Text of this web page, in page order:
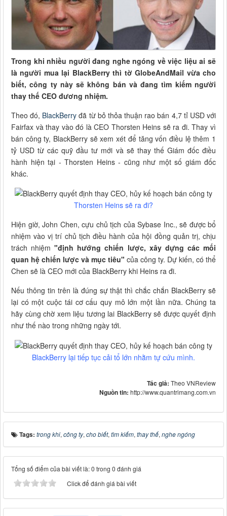
Trong khi nhiều người đang nghe ngóng về việc liệu ai sẽ
là người mua lại BlackBerry thì tờ GlobeAndMail vừa cho
biết, công ty này sẽ không bán và đang tìm kiếm người
thay thế CEO đương nhiệm.
Theo đó, BlackBerry đã từ bỏ thỏa thuận rao bán 4,7 tỉ USD với
Fairfax và thay vào đó là CEO Thorsten Heins sẽ ra đi. Thay vì
bán công ty, BlackBerry sẽ xem xét để tăng vốn điều lệ thêm 1
tỷ USD từ các quỹ đầu tư mới và sẽ thay thế Giám đốc điều
hành hiện tại - Thorsten Heins - cũng như một số giám đốc
khác.
Thorsten Heins sẽ ra đi?
Hiện giờ, John Chen, cựu chủ tịch của Sybase Inc., sẽ được bổ
nhiệm vào vị trí chủ tịch điều hành của hội đồng quản trị, chịu
trách nhiệm"định hướng chiến lược, xây dựng các mối
quan hệ chiến lược và mục tiêu" của công ty. Dự kiến, có thể
Chen sẽ là CEO mới của BlackBerry khi Heins ra đi.
Nếu thông tin trên là đúng sự thật thì chắc chắn BlackBerry sẽ
lại có một cuộc tái cơ cấu quy mô lớn một lần nữa. Chúng ta
hãy cùng chờ xem liệu tương lai BlackBerry sẽ được quyết định
như thế nào trong những ngày tới.
BlackBerry lại tiếp tục cải tổ lớn nhằm tự cứu mình.
Tác giả: Theo VNReview
Nguồn tin: http://www.quantrimang.com.vn
Tags: trong khi, công ty, cho biết, tìm kiếm, thay thế, nghe ngóng
Tổng số điểm của bài viết là: 0 trong 0 đánh giá
Click để đánh giá bài viết